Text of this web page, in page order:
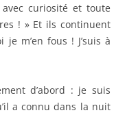
curiosité et toute
! » Et ils continuent
m’en fous ! J’suis à
d’abord : je suis
a connu dans la nuit